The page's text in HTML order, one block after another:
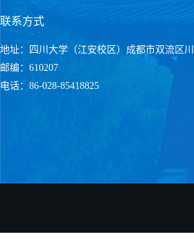
联系方式
地址：四川大学（江安校区）成都市双流区
邮编：610207
电话：86-028-85418825